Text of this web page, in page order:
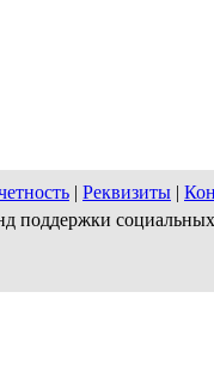
| Реквизиты |
поддержки